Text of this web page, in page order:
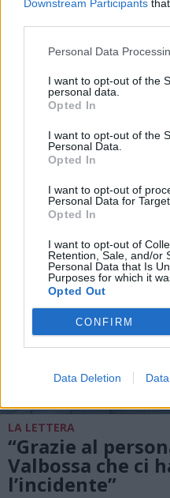
Downstream Participants
Personal Data
I want to opt-out of the
personal data.
Opted In
I want to opt-out of the
Personal Data.
Opted In
I want to opt-out of
Personal Data for
Opted In
I want to opt-out of
Retention, Sale, and/or
Personal Data that Is
Purposes for which it
Opted Out
CONFIRM
Data Deletion
CASTELLETTO TICINO -
Castelletto
rinnovano il
dell’Assunta
LA LETTERA
“Grazie al
Valbossa che ci
l’incidente”